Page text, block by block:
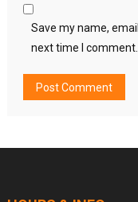
Save my name,
next time I comment.